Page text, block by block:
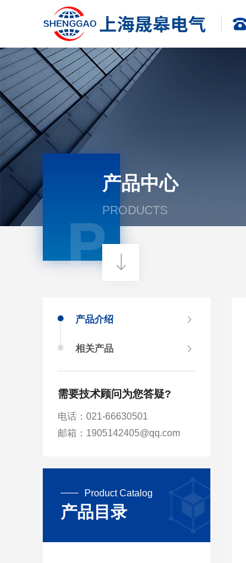
P
产品中心
PRODUCTS
产品介绍
相关产品
需要技术顾问为您答疑?
电话：021-66630501
邮箱：1905142405@qq.com
Product Catalog
产品目录